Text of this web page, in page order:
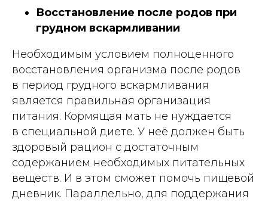
Восстановление после родов при
грудном вскармливании
Необходимым условием полноценного
восстановления организма после родов
в период грудного вскармливания
является правильная организация
питания. Кормящая мать не нуждается
в специальной диете. У неё должен быть
здоровый рацион с достаточным
содержанием необходимых питательных
веществ. И в этом сможет помочь пищевой
дневник. Параллельно, для поддержания